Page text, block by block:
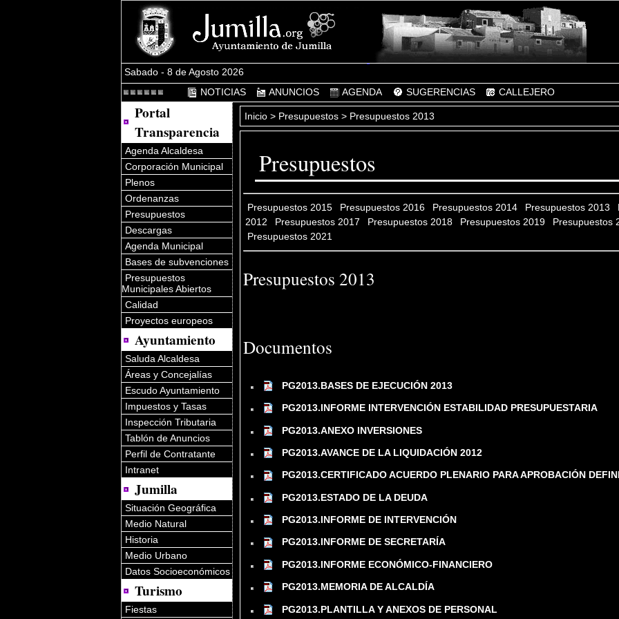
Sabado - 8 de Agosto 2026
NOTICIAS
ANUNCIOS AGENDA SUGERENCIAS CALLEJERO
Portal
Transparencia
Agenda Alcaldesa
Corporación Municipal
Plenos
Ordenanzas
Presupuestos
Descargas
Agenda Municipal
Bases de subvenciones
Presupuestos
Municipales Abiertos
Calidad
Proyectos europeos
Ayuntamiento
Saluda Alcaldesa
Áreas y Concejalías
Escudo Ayuntamiento
Impuestos y Tasas
Inspección Tributaria
Tablón de Anuncios
Perfil de Contratante
Intranet
Jumilla
Situación Geográfica
Medio Natural
Historia
Medio Urbano
Datos Socioeconómicos
Turismo
Fiestas
Inicio > Presupuestos> Presupuestos 2013
Presupuestos
Presupuestos 2015 Presupuestos 2016 Presupuestos 2014 Presupuestos 2013
2012
Presupuestos 2017 Presupuestos 2018 Presupuestos 2019
Presupuestos
Presupuestos 2021
Presupuestos 2013
Documentos
PG2013.BASES DE EJECUCIÓN 2013
PG2013.INFORME INTERVENCIÓN ESTABILIDAD PRESUPUESTARIA
PG2013.ANEXO INVERSIONES
PG2013.AVANCE DE LA LIQUIDACIÓN 2012
PG2013.CERTIFICADO ACUERDO PLENARIO PARA APROBACIÓN
PG2013.ESTADO DE LA DEUDA
PG2013.INFORME DE INTERVENCIÓN
PG2013.INFORME DE SECRETARÍA
PG2013.INFORME ECONÓMICO-FINANCIERO
PG2013.MEMORIA DE ALCALDÍA
PG2013.PLANTILLA Y ANEXOS DE PERSONAL